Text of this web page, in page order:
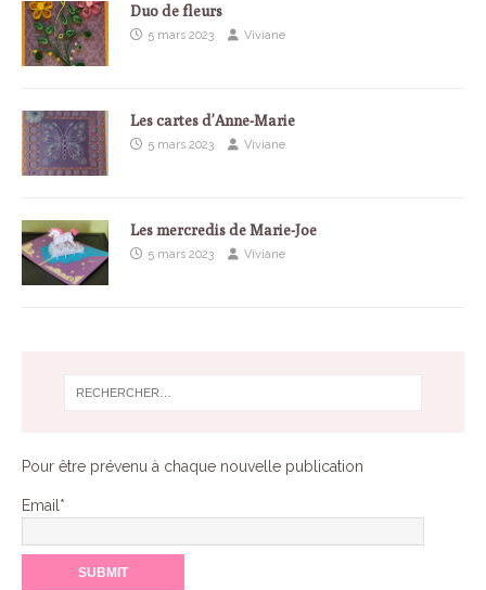
Duo de fleurs
5 mars 2023 Viviane
Les cartes d’Anne-Marie
5 mars 2023 Viviane
Les mercredis de Marie-Joe
5 mars 2023 Viviane
Pour être prévenu à chaque nouvelle publication
Email*